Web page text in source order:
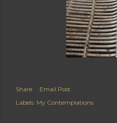
Share
Email Post
Labels: My Contemplations